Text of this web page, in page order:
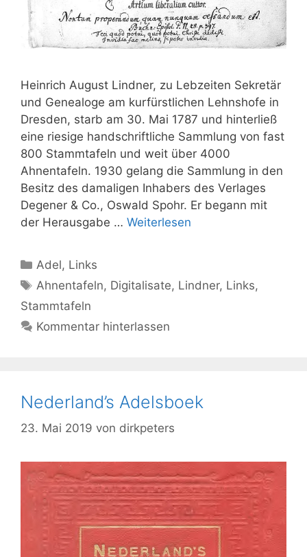
Heinrich August Lindner, zu Lebzeiten Sekretär
und Genealoge am kurfürstlichen Lehnshofe in
Dresden, starb am 30. Mai 1787 und hinterließ
eine riesige handschriftliche Sammlung von fast
800 Stammtafeln und weit über 4000
Ahnentafeln. 1930 gelang die Sammlung in den
Besitz des damaligen Inhabers des Verlages
Degener & Co., Oswald Spohr. Er begann mit
der Herausgabe … Weiterlesen
Kategorien
Adel, Links
Schlagwörter
Ahnentafeln, Digitalisate, Lindner, Links,
Stammtafeln
Kommentar hinterlassen
Nederland’s Adelsboek
23. Mai 2019 von dirkpeters